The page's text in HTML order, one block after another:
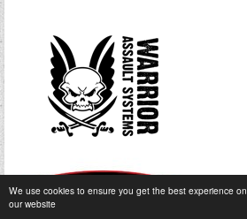
We use cookies to ensure you get the best experience on
our website